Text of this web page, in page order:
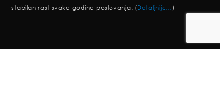
stabilan rast svake godine poslovanja. (Detaljnije…)